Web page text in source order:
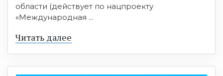
области (действует по нацпроекту
«Международная ...
Читать далее